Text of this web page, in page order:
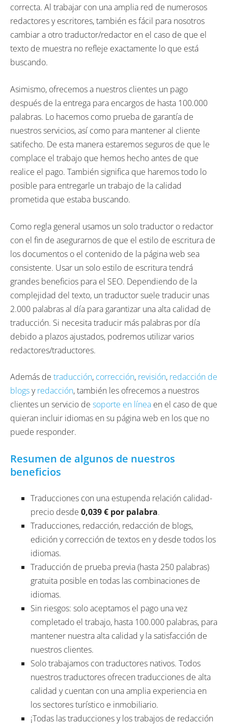
correcta. Al trabajar con una amplia red de numerosos
redactores y escritores, también es fácil para nosotros
cambiar a otro traductor/redactor en el caso de que el
texto de muestra no refleje exactamente lo que está
buscando.
Asimismo, ofrecemos a nuestros clientes un pago
después de la entrega para encargos de hasta 100.000
palabras. Lo hacemos como prueba de garantía de
nuestros servicios, así como para mantener al cliente
satifecho. De esta manera estaremos seguros de que le
complace el trabajo que hemos hecho antes de que
realice el pago. También significa que haremos todo lo
posible para entregarle un trabajo de la calidad
prometida que estaba buscando.
Como regla general usamos un solo traductor o redactor
con el fin de asegurarnos de que el estilo de escritura de
los documentos o el contenido de la página web sea
consistente. Usar un solo estilo de escritura tendrá
grandes beneficios para el SEO. Dependiendo de la
complejidad del texto, un traductor suele traducir unas
2.000 palabras al día para garantizar una alta calidad de
traducción. Si necesita traducir más palabras por día
debido a plazos ajustados, podremos utilizar varios
redactores/traductores.
Además de traducción, corrección, revisión, redacción de
blogsyredacción, también les ofrecemos a nuestros
clientes un servicio de soporte en línea en el caso de que
quieran incluir idiomas en su página web en los que no
puede responder.
Resumen de algunos de nuestros
beneficios
Traducciones con una estupenda relación calidad-
precio desde 0,039 € por palabra.
Traducciones, redacción, redacción de blogs,
edición y corrección de textos en y desde todos los
idiomas.
Traducción de prueba previa (hasta 250 palabras)
gratuita posible en todas las combinaciones de
idiomas.
Sin riesgos: solo aceptamos el pago una vez
completado el trabajo, hasta 100.000 palabras, para
mantener nuestra alta calidad y la satisfacción de
nuestros clientes.
Solo trabajamos con traductores nativos. Todos
nuestros traductores ofrecen traducciones de alta
calidad y cuentan con una amplia experiencia en
los sectores turístico e inmobiliario.
¡Todas las traducciones y los trabajos de redacción